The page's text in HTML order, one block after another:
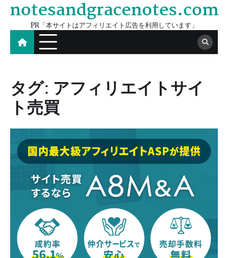
Skip
content
notesandgracenotes.com
PR「本サイトはアフィリエイト広告を利用しています」
タグ: アフィリエイトサイ
ト売買